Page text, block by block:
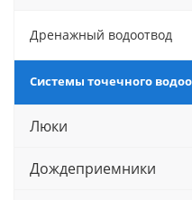
Дренажный водоотвод
Системы точечного
Люки
Дождеприемники